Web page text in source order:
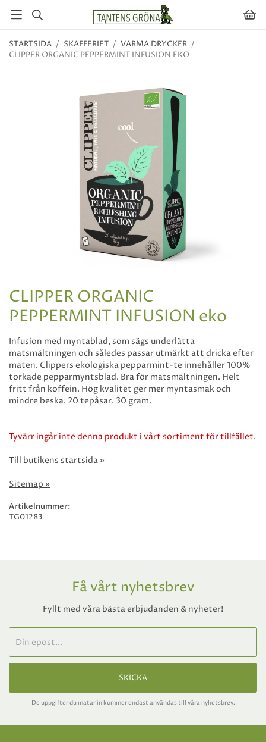
STARTSIDA / SKAFFERIET / VARMA DRYCKER /
CLIPPER ORGANIC PEPPERMINT INFUSION EKO
CLIPPER ORGANIC
PEPPERMINT INFUSION eko
Infusion med myntablad, som sägs underlätta
matsmältningen och således passar utmärkt att dricka efter
maten. Clippers ekologiska pepparmint-te innehåller 100%
torkade pepparmyntsblad. Bra för matsmältningen. Helt
fritt från koffein. Hög kvalitet ger mer myntasmak och
mindre beska. 20 tepåsar. 30 gram.
Tyvärr ingår inte denna produkt i vårt sortiment för tillfället.
Till butikens startsida »
Sitemap »
Artikelnummer:
TG01283
Få vårt nyhetsbrev
Fyllt med våra bästa erbjudanden & nyheter!
SKICKA
De uppgifter du matar in kommer endast användas till våra nyhetsbrev.